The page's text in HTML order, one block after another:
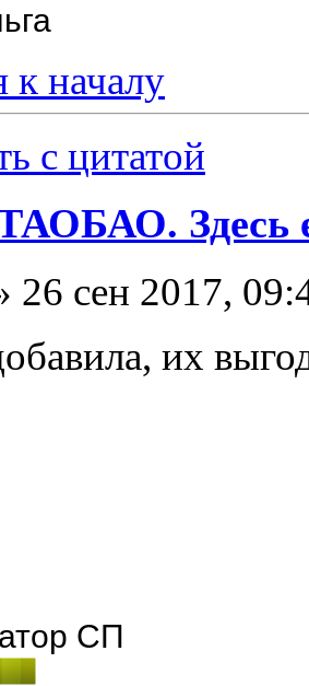
к началу
с цитатой
Здесь
26 сен 2017,
их
СП